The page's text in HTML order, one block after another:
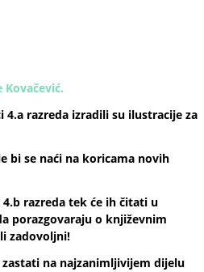
4.a razreda izradili su ilustracije za
bi se naći na koricama novih
4.b razreda tek će ih čitati u
porazgovaraju o književnim
zadovoljni!
na najzanimljivijem dijelu